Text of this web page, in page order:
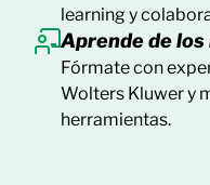
learning y
Aprende de
Fórmate con
Wolters Kluwer y
herramientas.